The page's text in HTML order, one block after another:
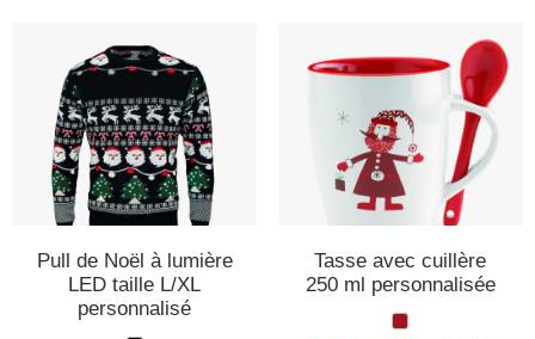
Pull de Noël à lumière
LED taille L/XL
personnalisé
Tasse avec cuillère
250 ml personnalisée